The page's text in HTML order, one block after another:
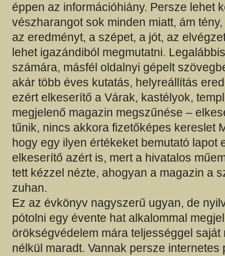
éppen az információhiány. Persze lehet
vészharangot sok minden miatt, ám
az eredményt, a szépet, a jót, az
lehet igazándiból megmutatni.
számára, másfél oldalnyi gépelt
akár több éves kutatás, helyreállítás
ezért elkeserítő a Várak, kastélyok,
megjelenő magazin megszűnése –
tűnik, nincs akkora fizetőképes kereslet
hogy egy ilyen értékeket bemutató lapot
elkeserítő azért is, mert a hivatalos
tett kézzel nézte, ahogyan a magazin a
zuhan.
Ez az évkönyv nagyszerű ugyan, de
pótolni egy évente hat alkalommal
örökségvédelem mára teljességgel saját
nélkül maradt. Vannak persze internetes